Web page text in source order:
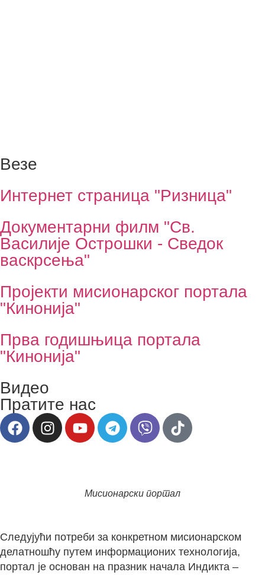
Везе
Интернет страница "Ризница"
Документарни филм "Св.
Василије Острошки - Сведок
васкрсења"
Пројекти мисионарског портала
"Кинонија"
Прва годишњица портала
"Кинонија"
Видео
Пратите нас
Мисионарски портал
Следујући потреби за конкретном мисионарском
делатношћу путем информационих технологија,
портал је основан на празник начала Индикта –